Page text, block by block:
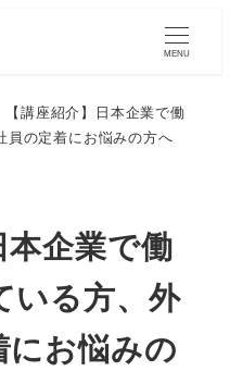
MENU
【講座紹介】日本企業で働
員の定着にお悩みの方へ
本企業で働
いる方、外
にお悩みの